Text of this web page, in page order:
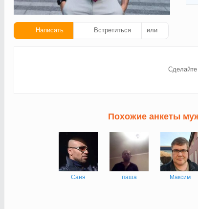
Написать Встретиться или
Сделайте
Похожие анкеты
Саня паша Максим